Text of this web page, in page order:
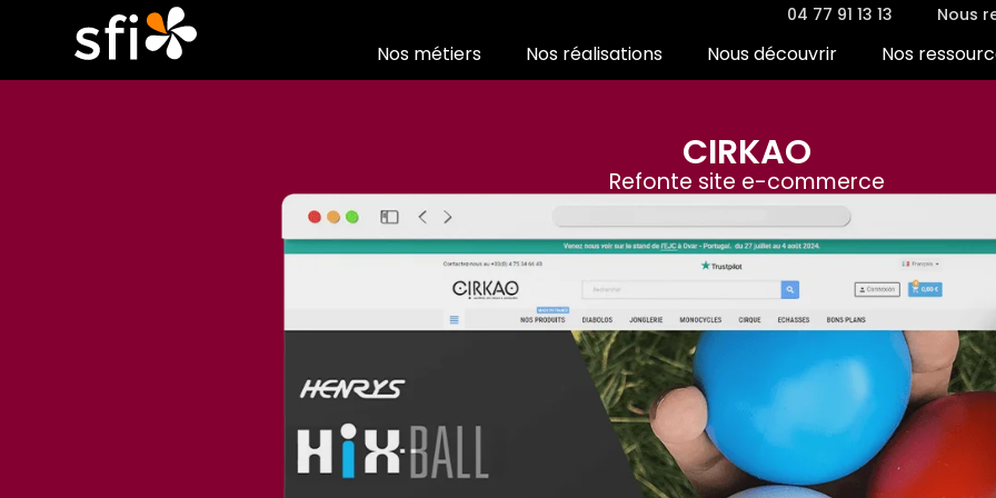
04 77 91 13 13 Nous
Nos métiers Nos réalisations Nous découvrir Nos
CIRKAO
Refonte site e-commerce